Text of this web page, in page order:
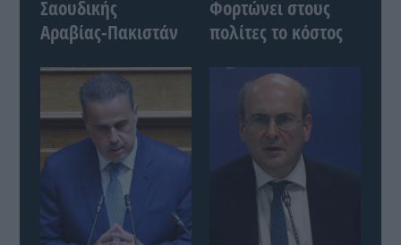
Σαουδικής
Αραβίας-Πακιστάν
Φορτώνει στους
πολίτες το κόστος